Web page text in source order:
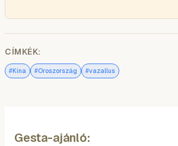
CÍMKÉK:
#Kína #Oroszország #vazallus
Gesta-ajánló: